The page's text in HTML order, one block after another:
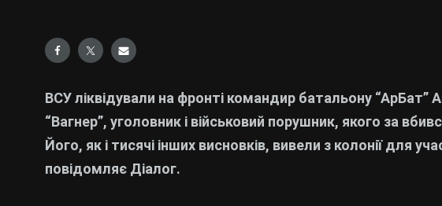
ВСУ ліквідували на фронті командир батальону “АрБат”
“Вагнер”, уголовник і військовий порушник, якого за
Його, як і тисячі інших висновків, вивели з колонії для
повідомляє Діалог.